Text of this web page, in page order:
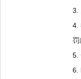
3.
4.
罚
5.
6.